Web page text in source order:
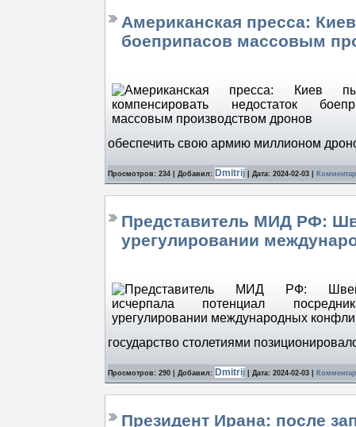
Американская пресса:
боеприпасов массовым
обеспечить свою армию миллионом
Просмотров: 234 | Добавил: Dmitrij | Дата: 2024-02-03
Представитель МИД РФ:
урегулировании
государство столетиями
Просмотров: 290 | Добавил: Dmitrij | Дата: 2024-02-03
Президент Ирана: после